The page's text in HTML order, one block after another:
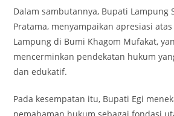
Dalam sambutannya, Bupati Lampung
Pratama, menyampaikan apresiasi
Lampung di Bumi Khagom Mufakat,
mencerminkan pendekatan hukum
dan edukatif.
Pada kesempatan itu, Bupati Egi